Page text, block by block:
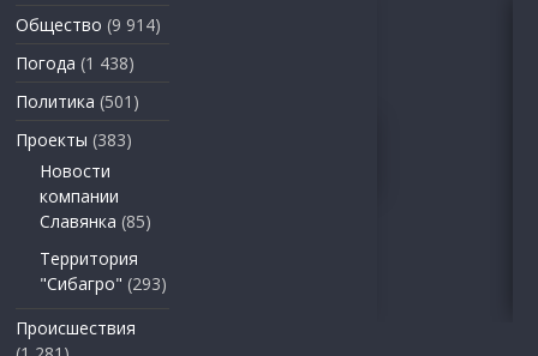
Общество (9 914)
Погода (1 438)
Политика (501)
Проекты (383)
Новости
компании
Славянка (85)
Территория
"Сибагро" (293)
Происшествия